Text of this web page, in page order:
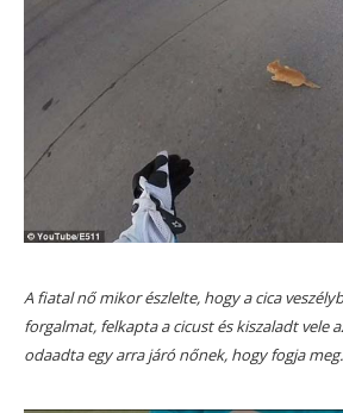
A fiatal nő mikor észlelte, hogy a cica
forgalmat, felkapta a cicust és kiszaladt vele
odaadta egy arra járó nőnek, hogy fogja meg.